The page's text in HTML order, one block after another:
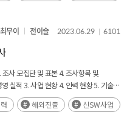
최무이 전이슬 2023.06.29 6101
사 모집단 및 표본 4. 조사항목 및
실적 3. 사업 현황 4. 인력 현황 5. 기술
제3장 부록1. 세부통계표 2. 조사설문지
해외진출 신SW사업